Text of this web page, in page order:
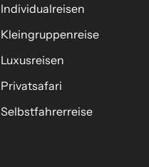
Individualreisen
Kleingruppenreise
Luxusreisen
Privatsafari
Selbstfahrerreise